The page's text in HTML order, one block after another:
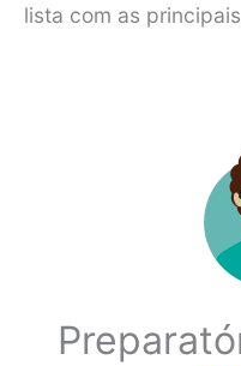
lista com as